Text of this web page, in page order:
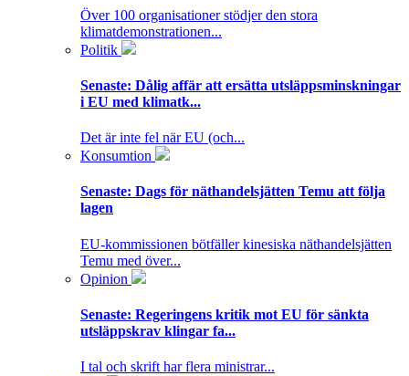
Över 100 organisationer stödjer den stora
klimatdemonstrationen...
Politik
Senaste: Dålig affär att ersätta utsläppsminskningar
i EU med klimatk...
Det är inte fel när EU (och...
Konsumtion
Senaste: Dags för näthandelsjätten Temu att följa
lagen
EU-kommissionen bötfäller kinesiska näthandelsjätten
Temu med över...
Opinion
Senaste: Regeringens kritik mot EU för sänkta
utsläppskrav klingar fa...
I tal och skrift har flera ministrar...